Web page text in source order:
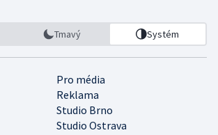
Tmavý Systém
Pro média
Reklama
Studio Brno
Studio Ostrava